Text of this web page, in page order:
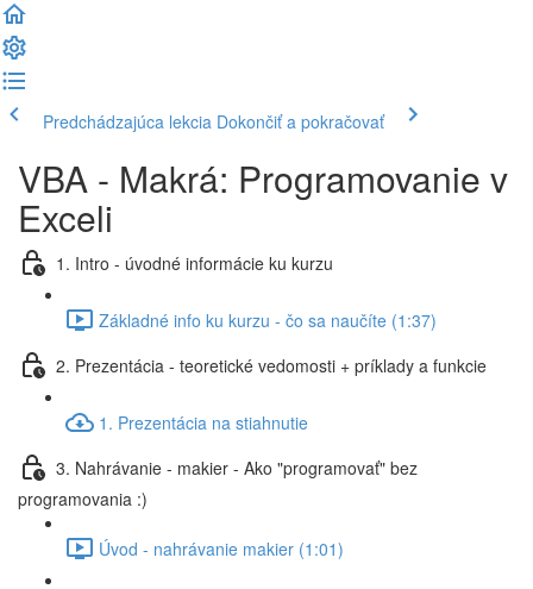
Predchádzajúca lekcia Dokončiť a pokračovať
VBA - Makrá: Programovanie v
Exceli
1. Intro - úvodné informácie ku kurzu
Základné info ku kurzu - čo sa naučíte (1:37)
2. Prezentácia - teoretické vedomosti + príklady a funkcie
1. Prezentácia na stiahnutie
3. Nahrávanie - makier - Ako "programovať" bez
programovania :)
Úvod - nahrávanie makier (1:01)